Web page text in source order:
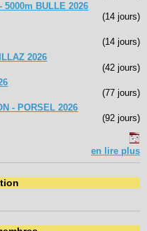
5000m BULLE 2026
(14 jours)
(14 jours)
2026
(42 jours)
(77 jours)
- PORSEL 2026
(92 jours)
en lire plus